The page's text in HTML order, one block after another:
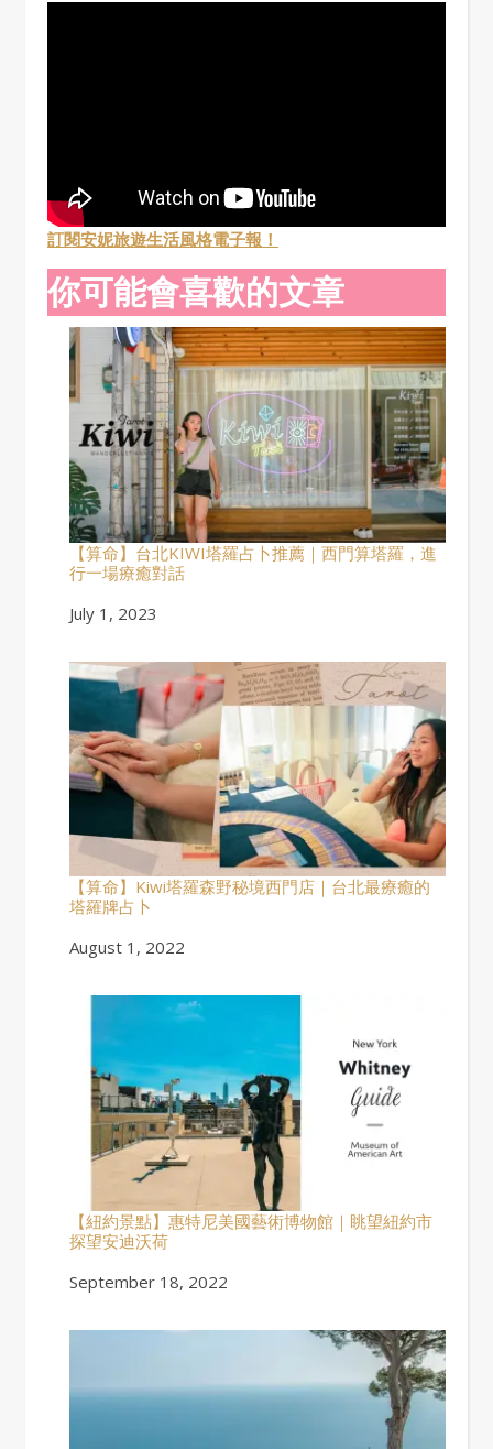
訂閱安妮旅遊生活風格電子報！
你可能會喜歡的文章
【算命】台北KIWI塔羅占卜推薦｜西門算塔羅，進
行一場療癒對話
Date
July 1, 2023
【算命】Kiwi塔羅森野秘境西門店｜台北最療癒的
塔羅牌占卜
Date
August 1, 2022
【紐約景點】惠特尼美國藝術博物館｜眺望紐約市
探望安迪沃荷
Date
September 18, 2022